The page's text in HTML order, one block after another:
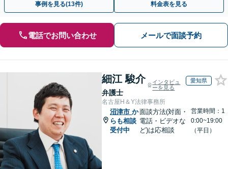
事例を見る(13件) 料金表を見る
電話でお問い合わせ メールで面談予約
細江 駿介
弁護士
インタビュ
ーを見る
愛知県
名古屋H＆Y法律事務所
沼津市 か
らも相談
受付中
面談方法(対面・
電話・ビデオな
ど)は応相談
営業時間：1
0:00~19:00
（平日）